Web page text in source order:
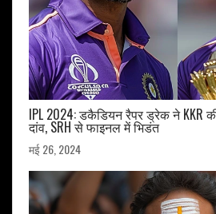
IPL 2024: डकैडियन रैपर ड्रेक ने KKR
दांव, SRH से फाइनल में भिडंत
मई 26, 2024